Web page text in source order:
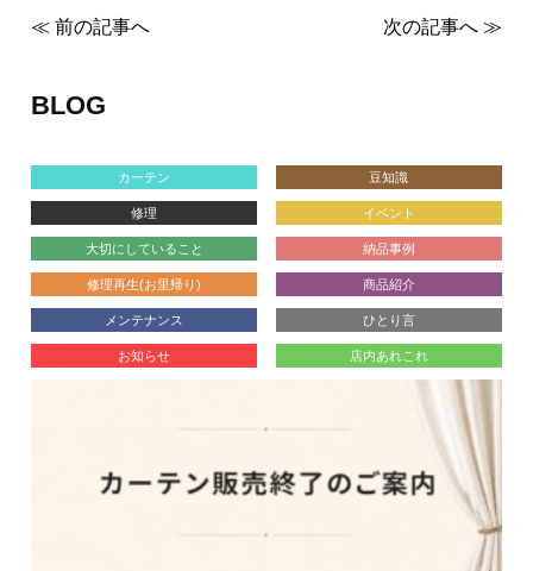
≪ 前の記事へ 次の記事へ ≫
BLOG
カーテン 豆知識
修理 イベント
大切にしていること 納品事例
修理再生(お里帰り) 商品紹介
メンテナンス ひとり言
お知らせ 店内あれこれ